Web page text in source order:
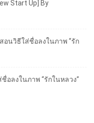
Start Up] By
สอนวิธีใส่ชื่อลงในภาพ “รัก
ชื่อลงในภาพ “รักในหลวง”